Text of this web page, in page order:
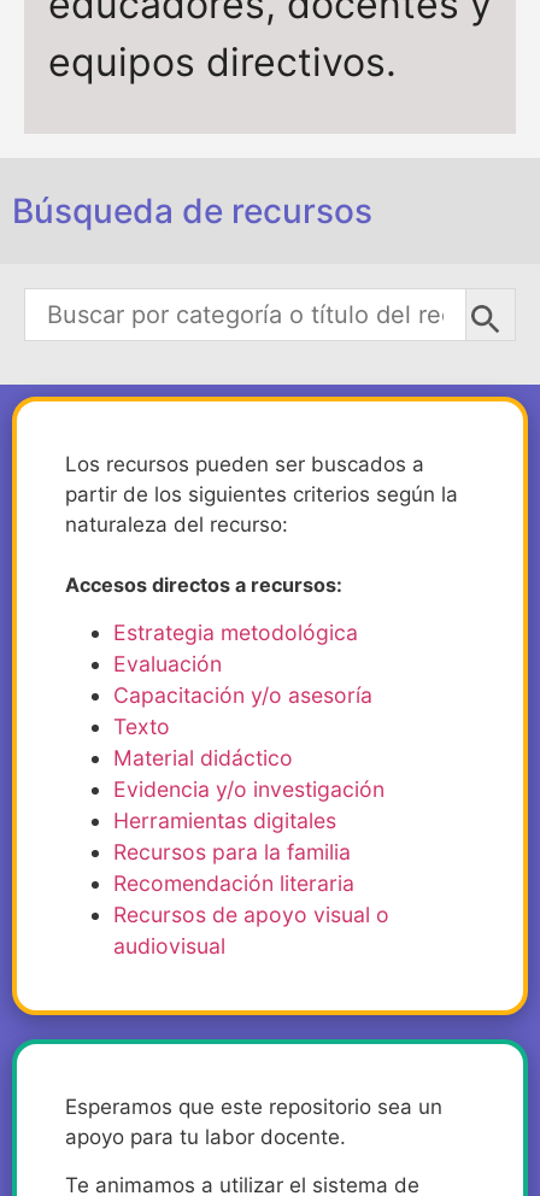
equipos directivos.
Búsqueda de recursos
Los recursos pueden ser buscados a
partir de los siguientes criterios según la
naturaleza del recurso:
Accesos directos a recursos:
Estrategia metodológica
Evaluación
Capacitación y/o asesoría
Texto
Material didáctico
Evidencia y/o investigación
Herramientas digitales
Recursos para la familia
Recomendación literaria
Recursos de apoyo visual o
audiovisual
Esperamos que este repositorio sea un
apoyo para tu labor docente.
Te animamos a utilizar el sistema de